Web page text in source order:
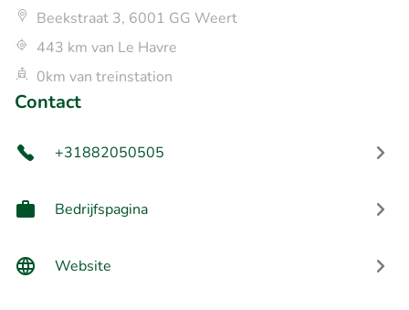
Beekstraat 3, 6001 GG Weert
443 km van Le Havre
0km van treinstation
Contact
+31882050505
Bedrijfspagina
Website